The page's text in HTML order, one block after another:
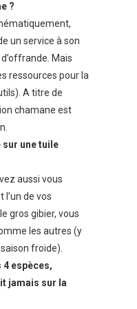
?
un service à son
Mais
ressources pour la
A titre de
chamane est
sur une tuile
aussi vous
de vos
gros gibier, vous
les autres (y
froide).
4 espèces,
jamais sur la